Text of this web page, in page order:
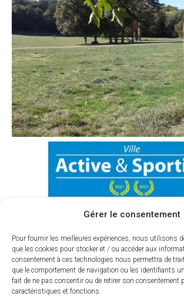
Gérer le consentement
Pour fournir les meilleures expériences, nous utilisons
que les cookies pour stocker et / ou accéder aux
consentement à ces technologies nous permettra de
que le comportement de navigation ou les identifiants
fait de ne pas consentir ou de retirer son consentement
caractéristiques et fonctions.
Contact
Vous avez constaté qu’une balise
place, merci de nous prévenir en
formulaire ci-dessous.